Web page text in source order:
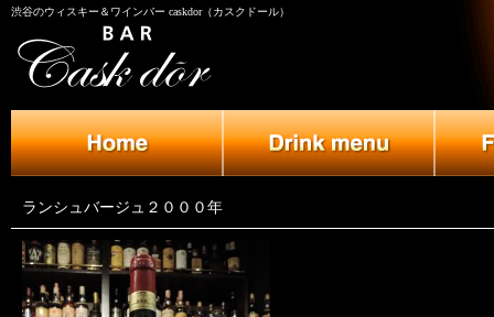
渋谷のウィスキー＆ワインバー caskdor（カスクドール）
ランシュバージュ２０００年